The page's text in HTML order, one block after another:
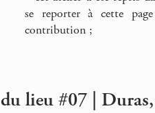
se reporter à cette
contribution ;
du lieu #07 |